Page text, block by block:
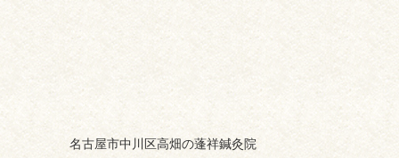
名古屋市中川区高畑の蓬祥鍼灸院